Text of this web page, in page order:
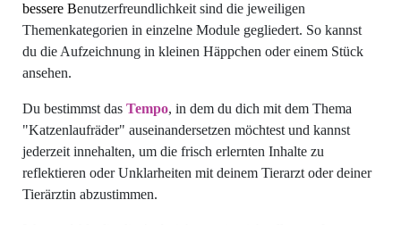
bessere Benutzerfreundlichkeit sind die jeweiligen
Themenkategorien in einzelne Module gegliedert. So kannst
du die Aufzeichnung in kleinen Häppchen oder einem Stück
ansehen.
Du bestimmst das Tempo, in dem du dich mit dem Thema
"Katzenlaufräder" auseinandersetzen möchtest und kannst
jederzeit innehalten, um die frisch erlernten Inhalte zu
reflektieren oder Unklarheiten mit deinem Tierarzt oder deiner
Tierärztin abzustimmen.